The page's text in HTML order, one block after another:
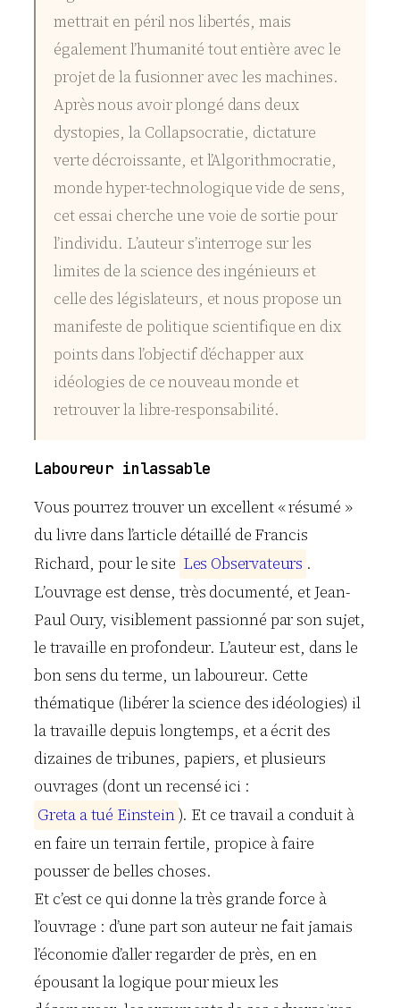
mettrait en péril nos libertés, mais
également l’humanité tout entière avec le
projet de la fusionner avec les machines.
Après nous avoir plongé dans deux
dystopies, la Collapsocratie, dictature
verte décroissante, et l’Algorithmocratie,
monde hyper-technologique vide de sens,
cet essai cherche une voie de sortie pour
l’individu. L’auteur s’interroge sur les
limites de la science des ingénieurs et
celle des législateurs, et nous propose un
manifeste de politique scientifique en dix
points dans l’objectif d’échapper aux
idéologies de ce nouveau monde et
retrouver la libre-responsabilité.
Laboureur inlassable
Vous pourrez trouver un excellent « résumé »
du livre dans l’article détaillé de Francis
Richard, pour le site Les Observateurs .
L’ouvrage est dense, très documenté, et Jean-
Paul Oury, visiblement passionné par son sujet,
le travaille en profondeur. L’auteur est, dans le
bon sens du terme, un laboureur. Cette
thématique (libérer la science des idéologies) il
la travaille depuis longtemps, et a écrit des
dizaines de tribunes, papiers, et plusieurs
ouvrages (dont un recensé ici :
Greta atué Einstein). Et ce travail a conduit à
en faire un terrain fertile, propice à faire
pousser de belles choses.
Et c’est ce qui donne la très grande force à
l’ouvrage : d’une part son auteur ne fait jamais
l’économie d’aller regarder de près, en en
épousant la logique pour mieux les